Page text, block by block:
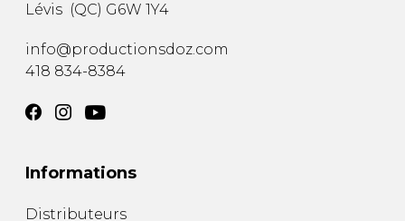
Lévis (QC) G6W 1Y4
info@productionsdoz.com
418 834-8384
Informations
Distributeurs